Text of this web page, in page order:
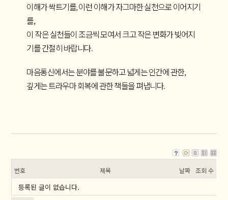
이해가 싹트기를, 이런 이해가 자그마한 실천으로 이어지기
를,
이 작은 실천들이 조금씩 모여서 크고 작은 변화가 빚어지
기를 간절히 바랍니다.
마음통신에서는 분야를 불문하고 넓게는 인간에 관한,
깊게는 트라우마 회복에 관한 책들을 펴냅니다.
번호 제목 날짜 조회 수
등록된 글이 없습니다.